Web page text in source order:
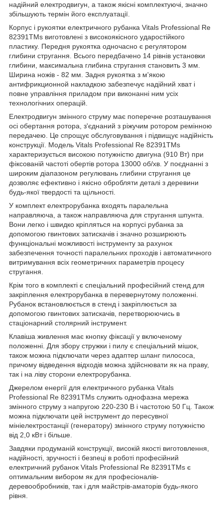
надійний електродвигун, а також якісні комплектуючі, значно
збільшують термін його експлуатації.
Корпус і рукоятки електричного рубанка Vitals Professional Re
82391TMs виготовлені з високоякісного ударостійкого
пластику. Передня рукоятка одночасно є регулятором
глибини стругання. Всього передбачено 14 рівнів установки
глибини, максимальна глибина стругання становить 3 мм.
Ширина ножів - 82 мм. Задня рукоятка з м'якою
антифрикционной накладкою забезпечує надійний хват і
повне управління приладом при виконанні ним усіх
технологічних операцій.
Електродвигун змінного струму має поперечне розташування
осі обертання ротора, з'єднаний з ріжучим ротором ремінною
передачею. Це спрощує обслуговування і підвищує надійність
конструкції. Модель Vitals Professional Re 82391TMs
характеризується високою потужністю двигуна (910 Вт) при
фіксованій частоті обертів ротора 13000 об/хв. У поєднанні з
широким діапазоном регулювань глибини стругання це
дозволяє ефективно і якісно обробляти деталі з деревини
будь-якої твердості та щільності.
У комплект електрорубанка входять паралельна
направляюча, а також направляюча для стругання шпунта.
Вони легко і швидко кріпляться на корпусі рубанка за
допомогою гвинтових затискачів і значно розширюють
функціональні можливості інструменту за рахунок
забезпечення точності паралельних проходів і автоматичного
витримування всіх геометричних параметрів процесу
стругання.
Крім того в комплекті є спеціальний професійний стенд для
закріплення електрорубанка в перевернутому положенні.
Рубанок встановлюється в стенд і закріплюється за
допомогою гвинтових затискачів, перетворюючись в
стаціонарний столярний інструмент.
Клавіша живлення має кнопку фіксації у включеному
положенні. Для збору стружки і пилу є спеціальний мішок,
також можна підключати через адаптер шланг пилососа,
причому відведення відходів можна здійснювати як на праву,
так і на ліву сторони електрорубанка.
Джерелом енергії для електричного рубанка Vitals
Professional Re 82391TMs служить однофазна мережа
змінного струму з напругою 220-230 В і частотою 50 Гц. Також
можна підключати цей інструмент до пересувної
мініелектростанції (генератору) змінного струму потужністю
від 2,0 кВт і більше.
Завдяки продуманій конструкції, високій якості виготовлення,
надійності, зручності і безпеці в роботі професійний
електричний рубанок Vitals Professional Re 82391TMs є
оптимальним вибором як для професіоналів-
деревообробників, так і для майстрів-аматорів будь-якого
рівня.